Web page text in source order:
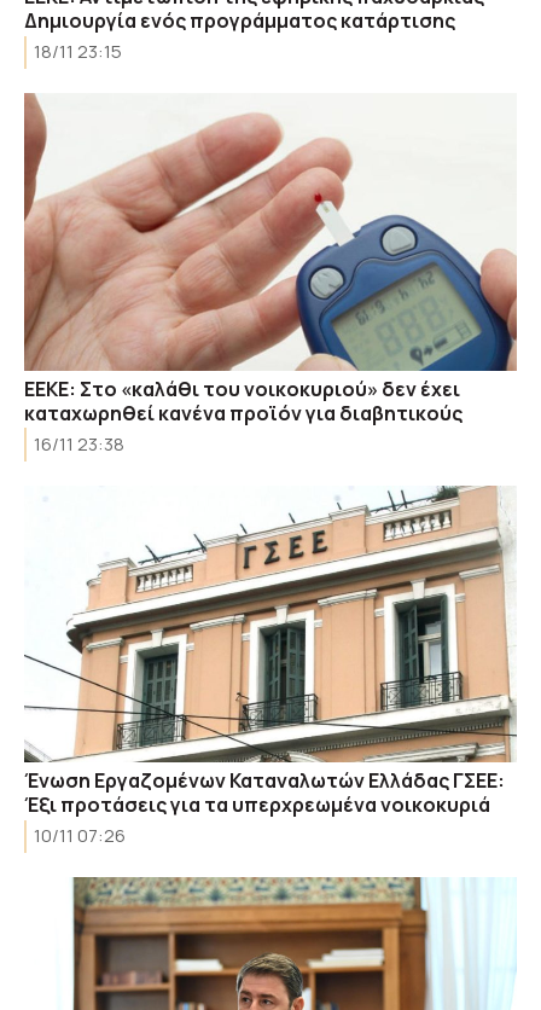
Δημιουργία ενός προγράμματος κατάρτισης
18/11 23:15
ΕΕΚΕ: Στο «καλάθι του νοικοκυριού» δεν έχει
καταχωρηθεί κανένα προϊόν για διαβητικούς
16/11 23:38
Ένωση Εργαζομένων Καταναλωτών Ελλάδας ΓΣΕΕ:
Έξι προτάσεις για τα υπερχρεωμένα νοικοκυριά
10/11 07:26